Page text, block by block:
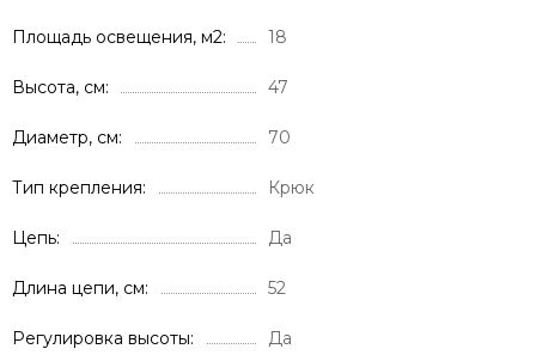
Площадь освещения, м2 18
Высота, см 47
Диаметр, см 70
Тип крепления Крюк
Цепь Да
Длина цепи, см 52
Регулировка высоты Да